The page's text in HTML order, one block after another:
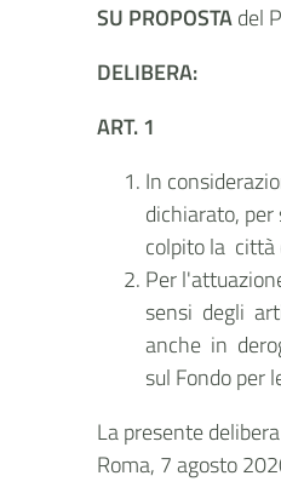
SU PROPOSTAdel
DELIBERA:
ART. 1
In
dichiarato,
colpito la città
Per
sensi degli
anche in
sul Fondo per
La presente
Roma, 7 agosto